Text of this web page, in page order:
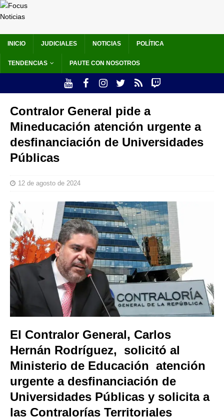
INICIO JUDICIALES NOTICIAS POLÍTICA
TENDENCIAS PAUTE CON NOSOTROS
Contralor General pide a
Mineducación atención urgente a
desfinanciación de Universidades
Públicas
12 de agosto de 2024
El Contralor General, Carlos
Hernán Rodríguez, solicitó al
Ministerio de Educación atención
urgente a desfinanciación de
Universidades Públicas y solicita a
las Contralorías Territoriales